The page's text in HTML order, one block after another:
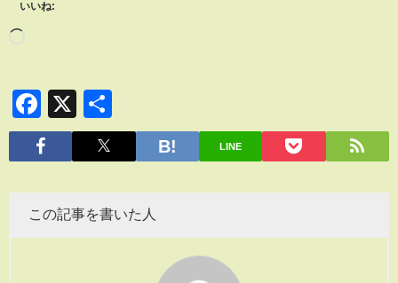
いいね:
Facebook
X
有
LINE
この記事を書いた人